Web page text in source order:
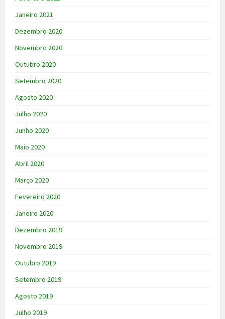
Janeiro 2021
Dezembro 2020
Novembro 2020
Outubro 2020
Setembro 2020
Agosto 2020
Julho 2020
Junho 2020
Maio 2020
Abril 2020
Março 2020
Fevereiro 2020
Janeiro 2020
Dezembro 2019
Novembro 2019
Outubro 2019
Setembro 2019
Agosto 2019
Julho 2019